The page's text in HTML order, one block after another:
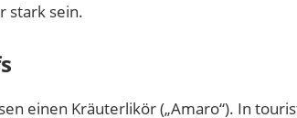
stark sein.
einen Kräuterlikör („Amaro“). In